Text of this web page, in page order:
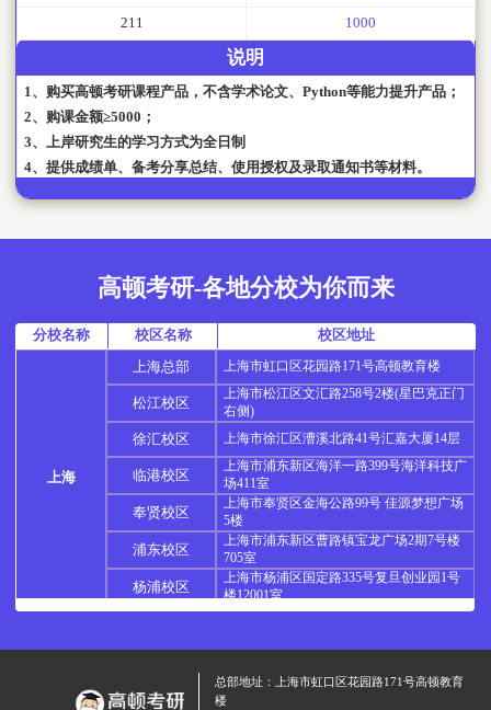
211
1000
说明
1、购买高顿考研课程产品，不含学术论文、Python等能力提升产品；
2、购课金额≥5000；
3、上岸研究生的学习方式为全日制
4、提供成绩单、备考分享总结、使用授权及录取通知书等材料。
高顿考研-各地分校为你而来
分校名称 校区名称 校区地址
上海
上海总部 上海市虹口区花园路171号高顿教育楼
松江校区
上海市松江区文汇路258号2楼(星巴克正门
右侧)
徐汇校区 上海市徐汇区漕溪北路41号汇嘉大厦14层
临港校区
上海市浦东新区海洋一路399号海洋科技广
场411室
奉贤校区
上海市奉贤区金海公路99号 佳源梦想广场
5楼
浦东校区
上海市浦东新区曹路镇宝龙广场2期7号楼
705室
杨浦校区
上海市杨浦区国定路335号复旦创业园1号
楼12001室
南京市浦口区星火路星智汇商务花园14-2
新街口校区
南京市玄武区中山东路9号天时国际商贸中
心17楼
总部地址：上海市虹口区花园路171号高顿教育
楼